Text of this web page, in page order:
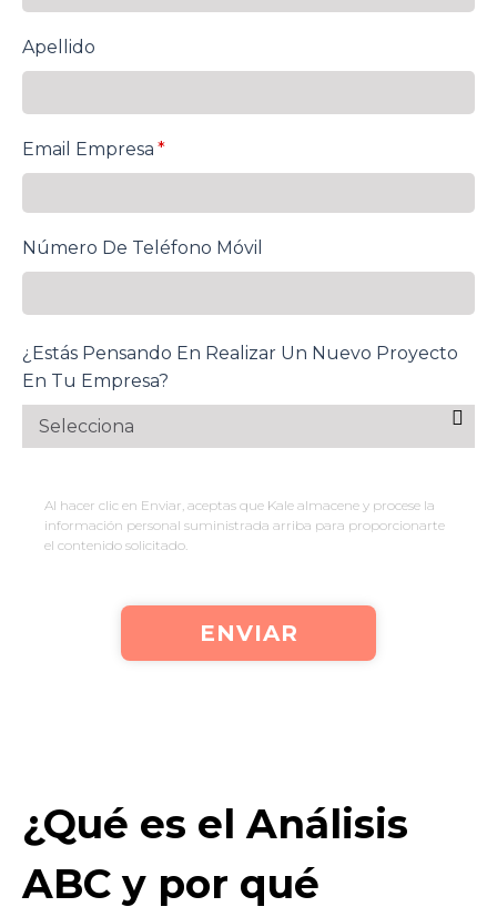
Apellido
Email Empresa *
Número De Teléfono Móvil
¿Estás Pensando En Realizar Un Nuevo Proyecto
En Tu Empresa?
Al hacer clic en Enviar, aceptas que Kale almacene y procese la
información personal suministrada arriba para proporcionarte
el contenido solicitado.
¿Qué es el Análisis
ABC y por qué